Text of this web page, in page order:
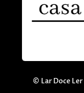
© Lar Doce